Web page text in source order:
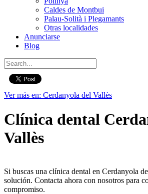
Caldes de Montbui
Palau-Solità i Plegamants
Otras localidades
Anunciarse
Blog
Ver más en: Cerdanyola del Vallès
Clínica dental
Vallès
Si buscas una clínica dental en Cerdanyola
solución. Contacta ahora con nosotros para
compromiso.